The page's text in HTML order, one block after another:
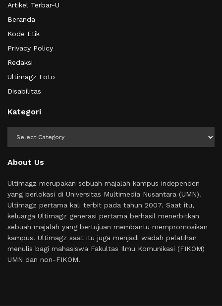
Artikel Terbar-U
Beranda
Kode Etik
Privacy Policy
Redaksi
Ultimagz Foto
Disabilitas
Kategori
About Us
Ultimagz merupakan sebuah majalah kampus independen
yang berlokasi di Universitas Multimedia Nusantara (UMN).
Ultimagz pertama kali terbit pada tahun 2007. Saat itu,
keluarga Ultimagz generasi pertama berhasil menerbitkan
sebuah majalah yang bertujuan membantu mempromosikan
kampus. Ultimagz saat itu juga menjadi wadah pelatihan
menulis bagi mahasiswa Fakultas Ilmu Komunikasi (FIKOM)
UMN dan non-FIKOM.